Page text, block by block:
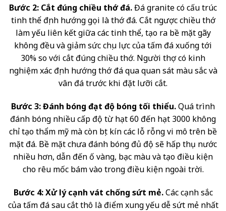
Bước 2: Cắt đúng chiều thớ đá.Đá granite có cấu trúc
tinh thể định hướng gọi là thớ đá. Cắt ngược chiều thớ
làm yếu liên kết giữa các tinh thể, tạo ra bề mặt gãy
không đều và giảm sức chịu lực của tấm đá xuống tới
30% so với cắt đúng chiều thớ. Người thợ có kinh
nghiệm xác định hướng thớ đá qua quan sát màu sắc và
vân đá trước khi đặt lưỡi cắt.
Bước 3: Đánh bóng đạt độ bóng tối thiểu.Quá trình
đánh bóng nhiều cấp độ từ hạt 60 đến hạt 3000 không
chỉ tạo thẩm mỹ mà còn bịt kín các lỗ rỗng vi mô trên bề
mặt đá. Bề mặt chưa đánh bóng đủ độ sẽ hấp thụ nước
nhiều hơn, dẫn đến ố vàng, bạc màu và tạo điều kiện
cho rêu mốc bám vào trong điều kiện ngoài trời.
Bước 4: Xử lý cạnh vát chống sứt mẻ.Các cạnh sắc
của tấm đá sau cắt thô là điểm xung yếu dễ sứt mẻ nhất